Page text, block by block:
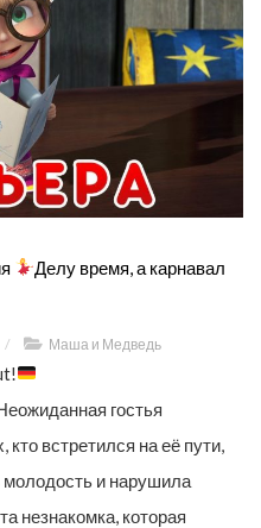
Делу время, а карнавал
/ Маша и Медведь
гостья
встретился на её пути,
и нарушила
незнакомка, которая